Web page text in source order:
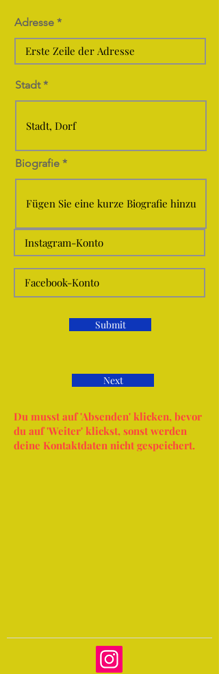
Biografie
Adresse
Stadt
Submit
Next
Du musst auf 'Absenden' klicken, bevor
du auf 'Weiter' klickst, sonst werden
deine Kontaktdaten nicht gespeichert.